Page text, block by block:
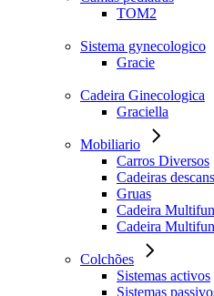
TOM2
Sistema gynecologico
Gracie
Cadeira Ginecologica
Graciella
Mobiliario
Carros Diversos
Cadeiras
Gruas
Cadeira
Cadeira
Colchões
Sistemas activos
Sistemas